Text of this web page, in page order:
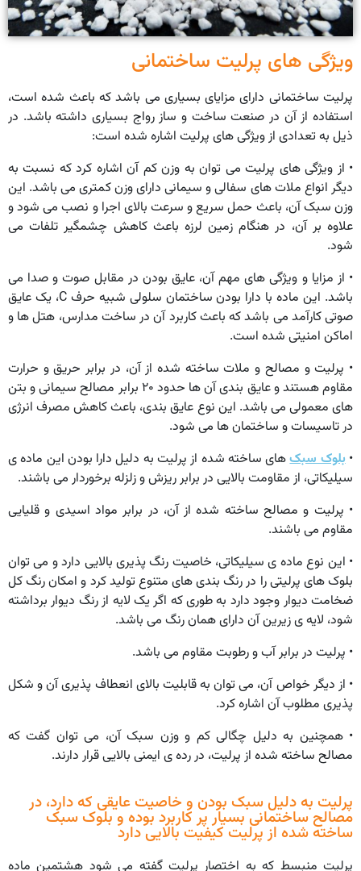
ویژگی های پرلیت ساختمانی
پرلیت ساختمانی دارای مزایای بسیاری می باشد که باعث شده است،
استفاده از آن در صنعت ساخت و ساز رواج بسیاری داشته باشد. در
ذیل به تعدادی از ویژگی های پرلیت اشاره شده است:
• از ویژگی های پرلیت می توان به وزن کم آن اشاره کرد که نسبت به
دیگر انواع ملات های سفالی و سیمانی دارای وزن کمتری می باشد. این
وزن سبک آن، باعث حمل سریع و سرعت بالای اجرا و نصب می شود و
علاوه بر آن، در هنگام زمین لرزه باعث کاهش چشمگیر تلفات می
شود.
• از مزایا و ویژگی های مهم آن، عایق بودن در مقابل صوت و صدا می
باشد. این ماده با دارا بودن ساختمان سلولی شبیه حرفC، یک عایق
صوتی کارآمد می باشد که باعث کاربرد آن در ساخت مدارس، هتل ها و
اماکن امنیتی شده است.
• پرلیت و مصالح و ملات ساخته شده از آن، در برابر حریق و حرارت
مقاوم هستند و عایق بندی آن ها حدود ۲۰ برابر مصالح سیمانی و بتن
های معمولی می باشد. این نوع عایق بندی، باعث کاهش مصرف انرژی
در تاسیسات و ساختمان ها می شود.
•بلوک سبکهای ساخته شده از پرلیت به دلیل دارا بودن این ماده ی
سیلیکاتی، از مقاومت بالایی در برابر ریزش و زلزله برخوردار می باشند.
• پرلیت و مصالح ساخته شده از آن، در برابر مواد اسیدی و قلیایی
مقاوم می باشند.
• این نوع ماده ی سیلیکاتی، خاصیت رنگ پذیری بالایی دارد و می توان
بلوک های پرلیتی را در رنگ بندی های متنوع تولید کرد و امکان رنگ کل
ضخامت دیوار وجود دارد به طوری که اگر یک لایه از رنگ دیوار برداشته
شود، لایه ی زیرین آن دارای همان رنگ می باشد.
• پرلیت در برابر آب و رطوبت مقاوم می باشد.
• از دیگر خواص آن، می توان به قابلیت بالای انعطاف پذیری آن و شکل
پذیری مطلوب آن اشاره کرد.
• همچنین به دلیل چگالی کم و وزن سبک آن، می توان گفت که
مصالح ساخته شده از پرلیت، در رده ی ایمنی بالایی قرار دارند.
پرلیت به دلیل سبک بودن و خاصیت عایقی که دارد، در
مصالح ساختمانی بسیار پر کاربرد بوده و بلوک سبک
ساخته شده از پرلیت کیفیت بالایی دارد
پرلیت منبسط که به اختصار پرلیت گفته می شود هشتمین ماده